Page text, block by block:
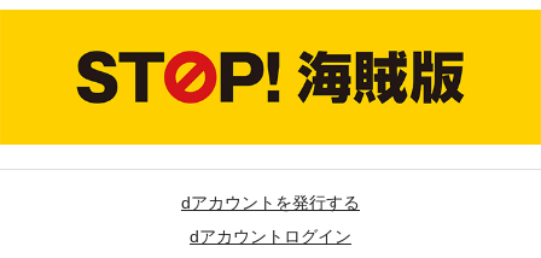
dアカウントを発行する
dアカウントログイン